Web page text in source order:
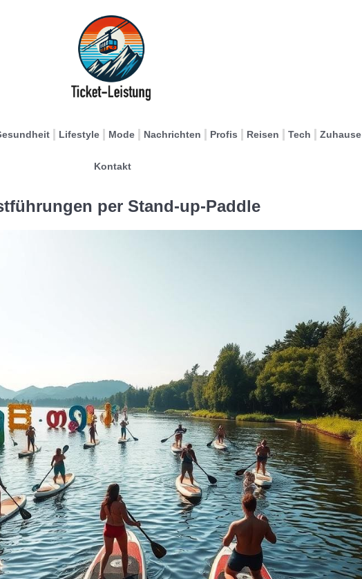
Lifestyle Mode Nachrichten Profis Reisen Tech Zuhause
Kontakt
per Stand-up-Paddle